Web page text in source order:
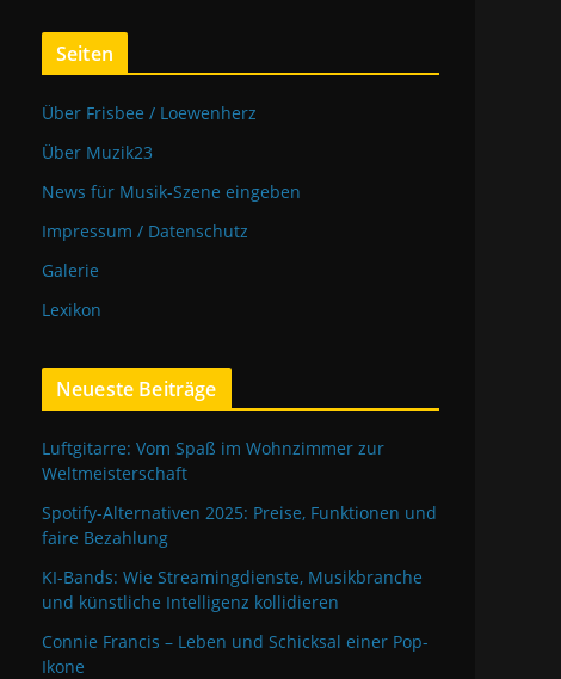
Seiten
Über Frisbee / Loewenherz
Über Muzik23
News für Musik-Szene eingeben
Impressum / Datenschutz
Galerie
Lexikon
Neueste Beiträge
Luftgitarre: Vom Spaß im Wohnzimmer zur
Weltmeisterschaft
Spotify-Alternativen 2025: Preise, Funktionen und
faire Bezahlung
KI-Bands: Wie Streamingdienste, Musikbranche
und künstliche Intelligenz kollidieren
Connie Francis – Leben und Schicksal einer Pop-
Ikone